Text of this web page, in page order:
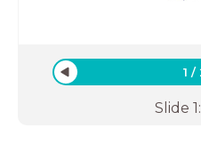
1 /
Slide 1: